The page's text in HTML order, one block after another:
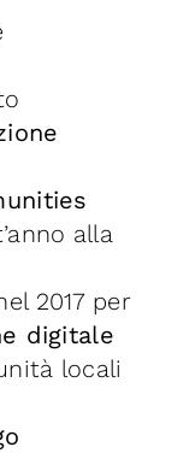
alla
2017 per
digitale
locali